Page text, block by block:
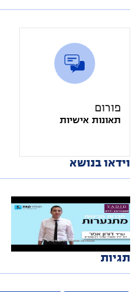
פורום
תאונות אישיות
וידאו בנושא
מתי אדם זכאי לקבל פיצוי כספי מחברת הביטוח?
תגיות